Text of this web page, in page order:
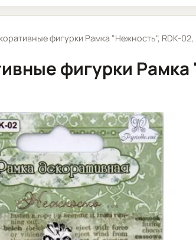
фигурки Рамка "Нежность", RDK-
фигурки